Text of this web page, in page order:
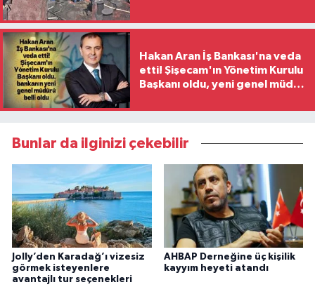
Hakan Aran İş Bankası'na veda
etti! Şişecam'ın Yönetim Kurulu
Başkanı oldu, yeni genel müdür
Bunlar da ilginizi çekebilir
Jolly’den Karadağ’ı vizesiz
görmek isteyenlere
avantajlı tur seçenekleri
AHBAP Derneğine üç kişilik
kayyım heyeti atandı